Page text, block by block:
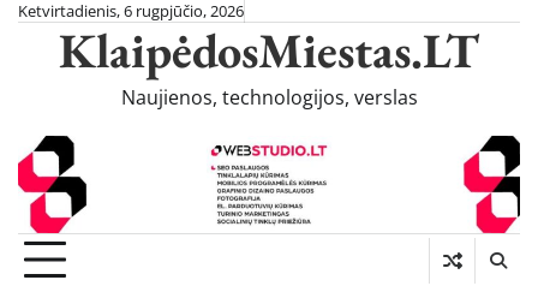
Skip
content
Ketvirtadienis, 6 rugpjūčio, 2026
KlaipėdosMiestas.LT
Naujienos, technologijos, verslas